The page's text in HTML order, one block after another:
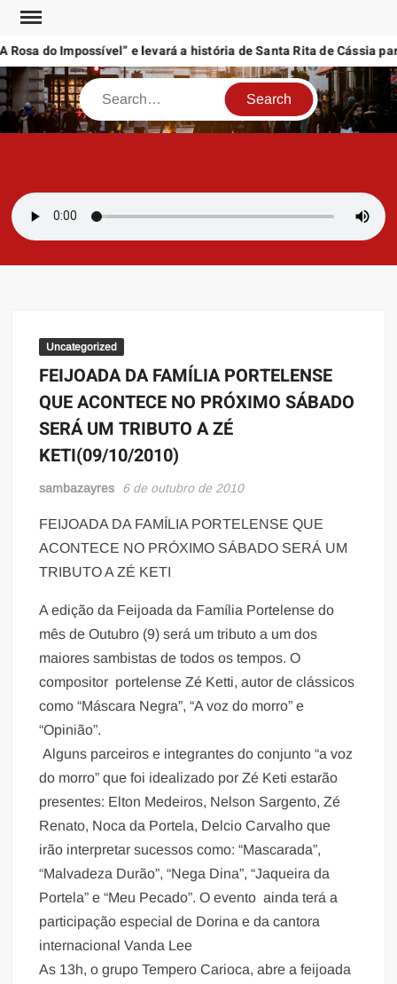
Skip
contentdo Impossível” e levará a história de Santa Rita de Cássia
Search
Uncategorized
FEIJOADA DA FAMÍLIA PORTELENSE
QUE ACONTECE NO PRÓXIMO SÁBADO
SERÁ UM TRIBUTO A ZÉ
KETI(09/10/2010)
sambazayres 6 de outubro de 2010
FEIJOADA DA FAMÍLIA PORTELENSE QUE
ACONTECE NO PRÓXIMO SÁBADO SERÁ UM
TRIBUTO A ZÉ KETI
A edição da Feijoada da Família Portelense do
mês de Outubro (9) será um tributo a um dos
maiores sambistas de todos os tempos. O
compositor portelense Zé Ketti, autor de clássicos
como “Máscara Negra”, “A voz do morro” e
“Opinião”.
Alguns parceiros e integrantes do conjunto “a voz
do morro” que foi idealizado por Zé Keti estarão
presentes: Elton Medeiros, Nelson Sargento, Zé
Renato, Noca da Portela, Delcio Carvalho que
irão interpretar sucessos como: “Mascarada”,
“Malvadeza Durão”, “Nega Dina”, “Jaqueira da
Portela” e “Meu Pecado”. O evento ainda terá a
participação especial de Dorina e da cantora
internacional Vanda Lee
As 13h, o grupo Tempero Carioca, abre a feijoada